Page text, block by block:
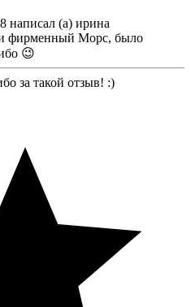
написал (а) ирина
фирменный Морс, было
😉
за такой отзыв! :)